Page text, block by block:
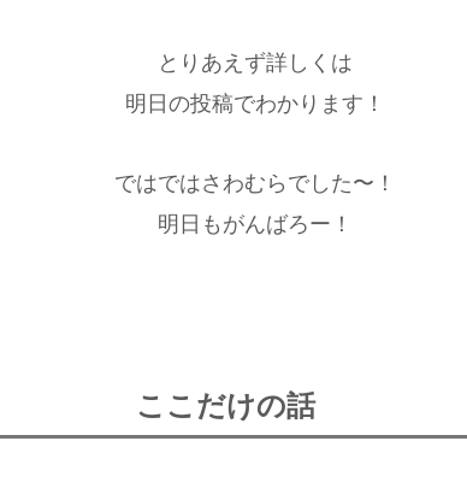
とりあえず詳しくは
明日の投稿でわかります！
ではではさわむらでした〜！
明日もがんばろー！
ここだけの話